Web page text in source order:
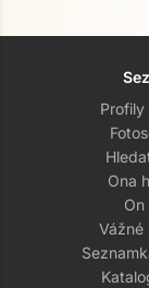
Ona
On
Vážné